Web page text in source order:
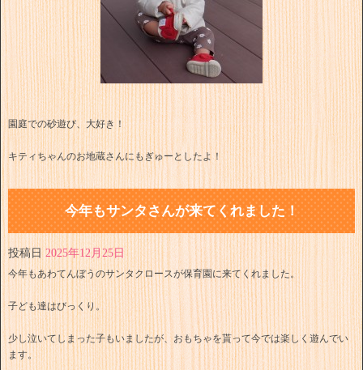
園庭での砂遊び、大好き！
キティちゃんのお地蔵さんにもぎゅーとしたよ！
今年もサンタさんが来てくれました！
投稿日 2025年12月25日
今年もあわてんぼうのサンタクロースが保育園に来てくれました。
子ども達はびっくり。
少し泣いてしまった子もいましたが、おもちゃを貰って今では楽しく遊んでい
ます。